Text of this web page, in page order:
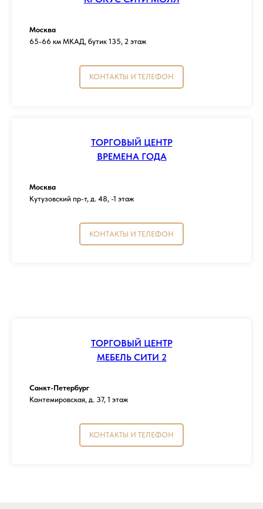
Москва
65-66 км МКАД, бутик 135, 2 этаж
КОНТАКТЫ И ТЕЛЕФОН
ТОРГОВЫЙ ЦЕНТР
ВРЕМЕНА ГОДА
Москва
Кутузовский пр-т, д. 48, -1 этаж
КОНТАКТЫ И ТЕЛЕФОН
ТОРГОВЫЙ ЦЕНТР
МЕБЕЛЬ СИТИ 2
Санкт-Петербург
Кантемировская, д. 37, 1 этаж
КОНТАКТЫ И ТЕЛЕФОН